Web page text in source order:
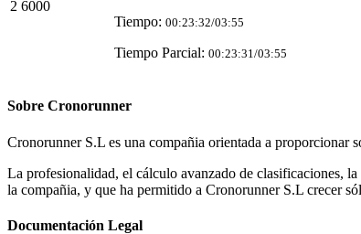
2 6000
Tiempo: 00:23:32/03:55
Tiempo Parcial: 00:23:31/03:55
Sobre Cronorunner
Cronorunner S.L es una compañia orientada a proporcionar
La profesionalidad, el cálculo avanzado de clasificaciones,
la compañia, y que ha permitido a Cronorunner S.L crecer
Documentación Legal